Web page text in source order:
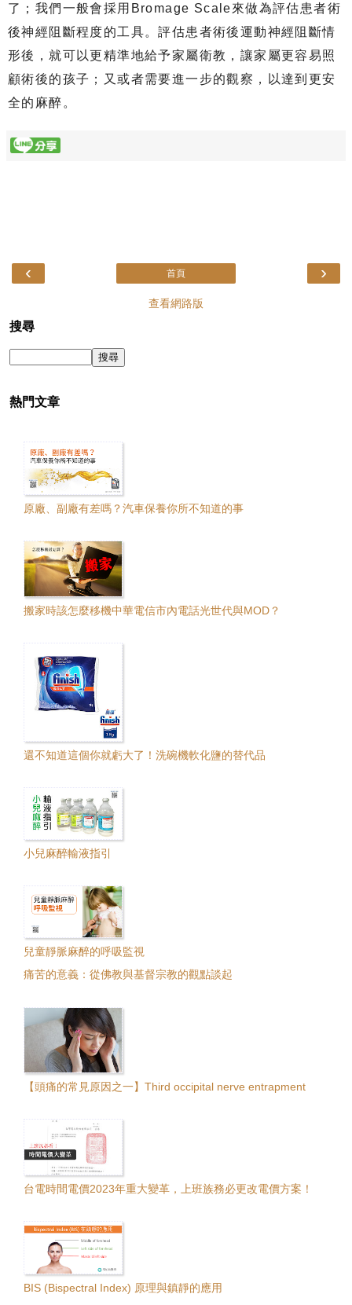
了；我們一般會採用Bromage Scale來做為評估患者術
後神經阻斷程度的工具。評估患者術後運動神經阻斷情
形後，就可以更精準地給予家屬衛教，讓家屬更容易照
顧術後的孩子；又或者需要進一步的觀察，以達到更安
全的麻醉。
‹ ›
首頁
查看網路版
搜尋
熱門文章
原廠、副廠有差嗎？汽車保養你所不知道的事
搬家時該怎麼移機中華電信市內電話光世代與MOD？
還不知道這個你就虧大了！洗碗機軟化鹽的替代品
小兒麻醉輸液指引
兒童靜脈麻醉的呼吸監視
痛苦的意義：從佛教與基督宗教的觀點談起
【頭痛的常見原因之一】Third occipital nerve entrapment
台電時間電價2023年重大變革，上班族務必更改電價方案！
BIS (Bispectral Index) 原理與鎮靜的應用